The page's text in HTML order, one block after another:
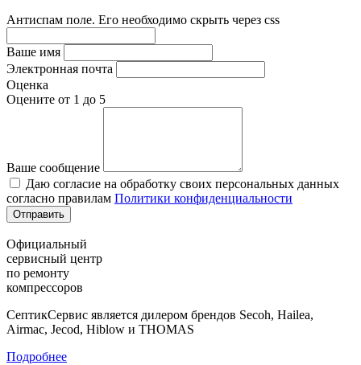
Антиспам поле. Его необходимо скрыть через css
Ваше имя
Электронная почта
Оценка
Оцените от 1 до 5
Ваше сообщение
Даю согласие на обработку своих персональных данных
согласно правилам Политики конфиденциальности
Официальный
сервисный центр
по ремонту
компрессоров
СептикСервис является дилером брендов Secoh, Hailea,
Airmac, Jecod, Hiblow и THOMAS
Подробнее